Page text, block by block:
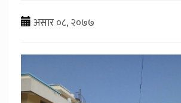
असार ०८, २०७७